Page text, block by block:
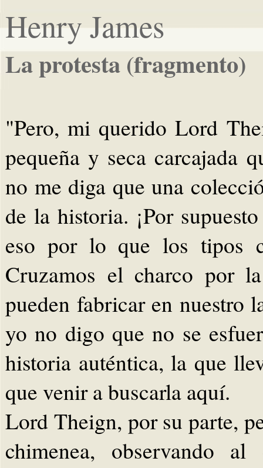
Henry James
La protesta (fragmento)
"Pero, mi querido Lord
pequeña y seca carcajada
no me diga que una
de la historia. ¡Por
eso por lo que los tipos
Cruzamos el charco por
pueden fabricar en nuestro
yo no digo que no se
historia auténtica, la que
que venir a buscarla aquí.
Lord Theign, por su parte,
chimenea, observando